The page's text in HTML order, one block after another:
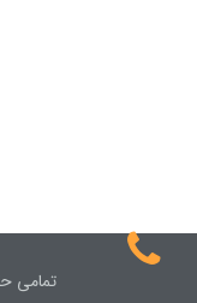
تمامی